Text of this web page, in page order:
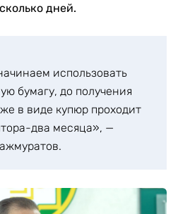
дней.
использовать
бумагу, до получения
в виде купюр проходит
два месяца», —